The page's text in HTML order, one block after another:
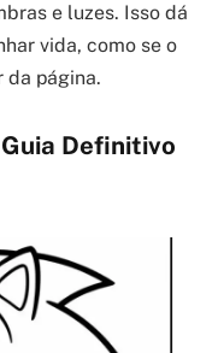
e luzes. Isso dá
vida, como se o
da página.
Definitivo